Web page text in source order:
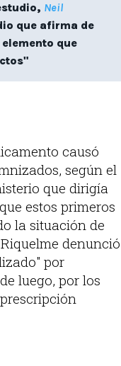
Neil
que afirma de
que
causó
según el
que dirigía
estos primeros
la situación de
denunció
por
luego, por los